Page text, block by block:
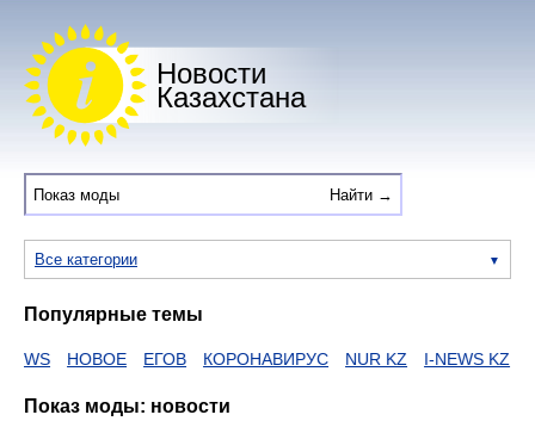
Новости
Казахстана
Все категории
Популярные темы
НОВОЕ ЕГОВ КОРОНАВИРУС NUR KZ I-NEWS KZ ВИДОЕ
Показ моды: новости